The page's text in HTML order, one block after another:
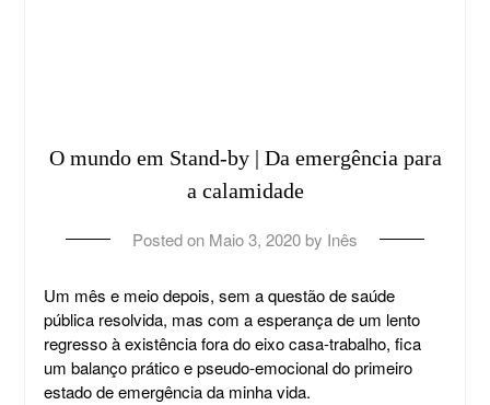
O mundo em Stand-by | Da emergência para
a calamidade
Posted on Maio 3, 2020 by Inês
Um mês e meio depois, sem a questão de saúde
pública resolvida, mas com a esperança de um lento
regresso à existência fora do eixo casa-trabalho, fica
um balanço prático e pseudo-emocional do primeiro
estado de emergência da minha vida.